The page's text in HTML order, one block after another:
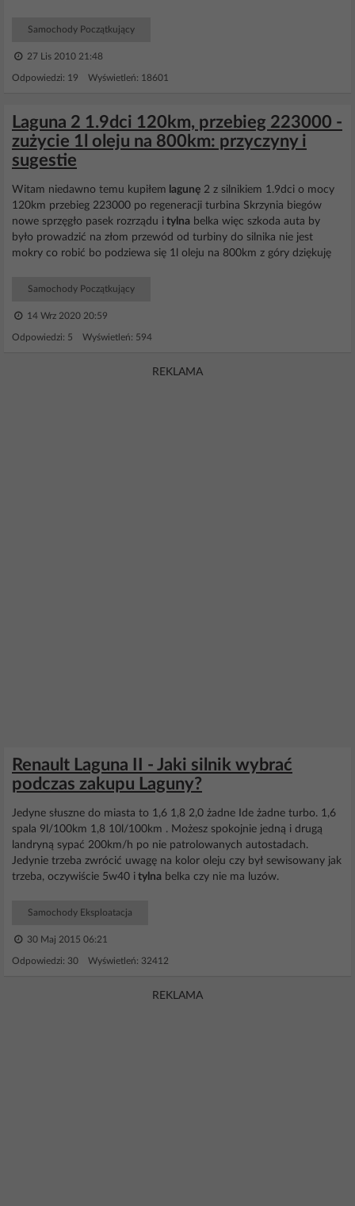
Samochody Początkujący
27 Lis 2010 21:48
Odpowiedzi: 19 Wyświetleń: 18601
Laguna 2 1.9dci 120km, przebieg 223000 -
zużycie 1l oleju na 800km: przyczyny i
sugestie
Witam niedawno temu kupiłem lagunę 2 z silnikiem 1.9dci o mocy
120km przebieg 223000 po regeneracji turbina Skrzynia biegów
nowe sprzęgło pasek rozrządu i tylna belka więc szkoda auta by
było prowadzić na złom przewód od turbiny do silnika nie jest
mokry co robić bo podziewa się 1l oleju na 800km z góry dziękuję
Samochody Początkujący
14 Wrz 2020 20:59
Odpowiedzi: 5 Wyświetleń: 594
REKLAMA
Renault Laguna II - Jaki silnik wybrać
podczas zakupu Laguny?
Jedyne słuszne do miasta to 1,6 1,8 2,0 żadne Ide żadne turbo. 1,6
spala 9l/100km 1,8 10l/100km . Możesz spokojnie jedną i drugą
landryną sypać 200km/h po nie patrolowanych autostadach.
Jedynie trzeba zwrócić uwagę na kolor oleju czy był sewisowany jak
trzeba, oczywiście 5w40 i tylna belka czy nie ma luzów.
Samochody Eksploatacja
30 Maj 2015 06:21
Odpowiedzi: 30 Wyświetleń: 32412
REKLAMA